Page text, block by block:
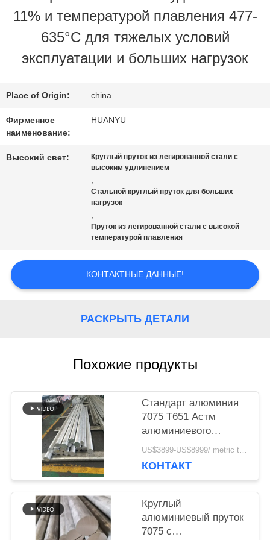
ПРОВЕРКА
КАЧЕСТВА
СВЯЖИТЕСЬ
МЫ
НОВОСТИ
СПРОСИТЕ
КАРТА
УЕДИНЕНИЯ
11% и температурой плавления 477-
635°C для тяжелых условий
эксплуатации и больших нагрузок
Place of Origin: china
Фирменное
наименование:
HUANYU
Высокий свет:
Круглый пруток из легированной стали с
высоким удлинением
,
Стальной круглый пруток для больших
нагрузок
,
Пруток из легированной стали с высокой
температурой плавления
КОНТАКТНЫЕ ДАННЫЕ!
РАСКРЫТЬ ДЕТАЛИ
Похожие продукты
Стандарт алюминия
7075 Т651 Астм
алюминиевого
круглого
большого диаметра
US$3899-US$8999/ metric ton MOQ:1 метрическая тонна
КОНТАКТ
Круглый
алюминиевый пруток
7075 с